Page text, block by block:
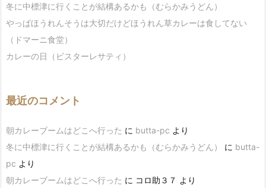
冬に中標津に行くことが結構あるかも（むらかみうどん）
やっぱほうれんそうは大切だけどほうれん草カレーは食してない
（ドマーニ食堂）
カレーの日（ビスターレサティ）
最近のコメント
朝カレーブームはどこへ行った に butta-pc より
冬に中標津に行くことが結構あるかも（むらかみうどん）
に butta-
pc より
朝カレーブームはどこへ行った に コロ助３７ より